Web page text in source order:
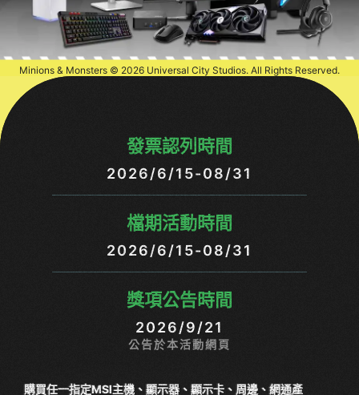
Minions & Monsters © 2026 Universal City Studios. All Rights Reserved.
發票認列時間
2026/6/15-08/31
檔期活動時間
2026/6/15-08/31
獎項公告時間
2026/9/21
公告於本活動網頁
購買任一指定MSI主機、顯示器、顯示卡、周邊、網通產
購買任一指定MSI主機、顯示器、顯示卡、周邊、網通產